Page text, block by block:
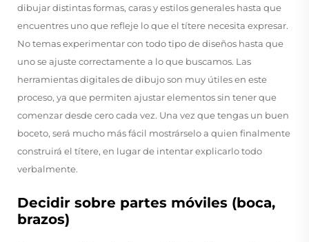
dibujar distintas formas, caras y estilos generales hasta que
encuentres uno que refleje lo que el títere necesita expresar.
No temas experimentar con todo tipo de diseños hasta que
uno se ajuste correctamente a lo que buscamos. Las
herramientas digitales de dibujo son muy útiles en este
proceso, ya que permiten ajustar elementos sin tener que
comenzar desde cero cada vez. Una vez que tengas un buen
boceto, será mucho más fácil mostrárselo a quien finalmente
construirá el títere, en lugar de intentar explicarlo todo
verbalmente.
Decidir sobre partes móviles (boca,
brazos)